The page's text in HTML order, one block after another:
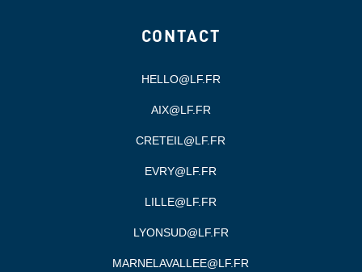
CONTACT
HELLO@LF.FR
AIX@LF.FR
CRETEIL@LF.FR
EVRY@LF.FR
LILLE@LF.FR
LYONSUD@LF.FR
MARNELAVALLEE@LF.FR